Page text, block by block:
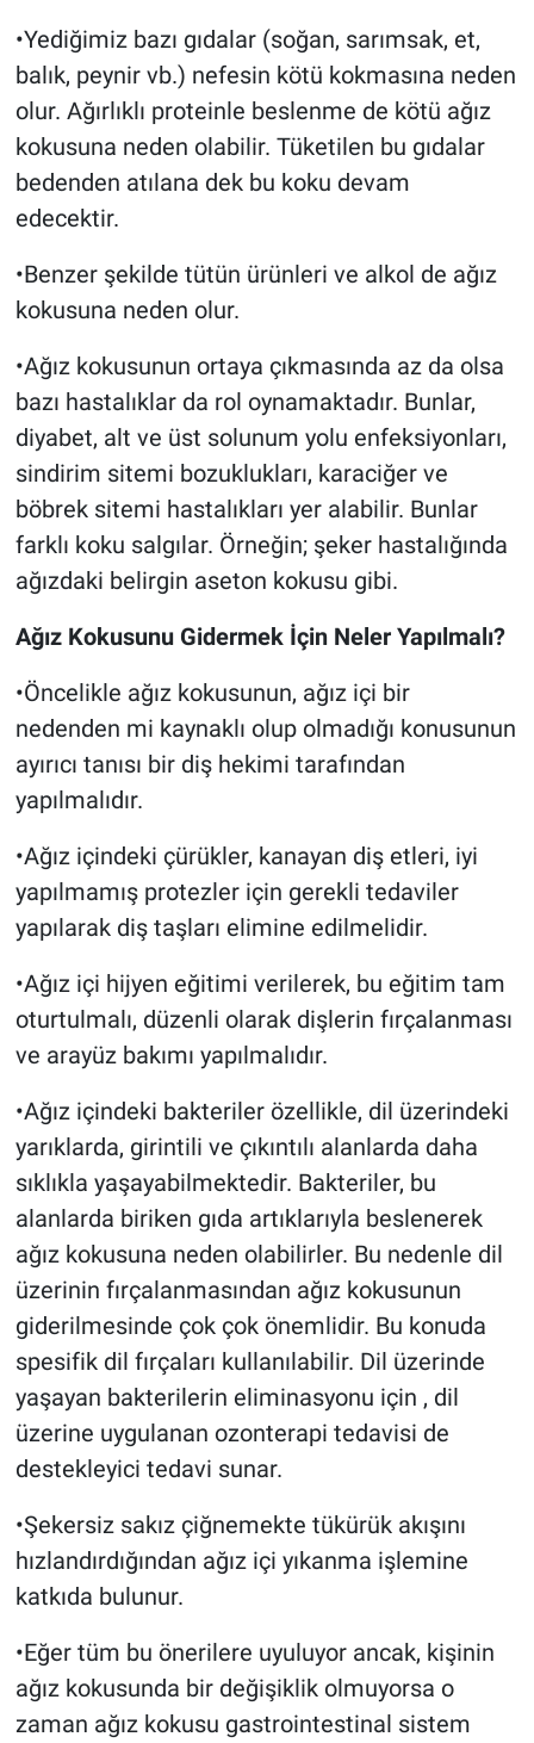
•Yediğimiz bazı gıdalar (soğan, sarımsak, et,
balık, peynir vb.) nefesin kötü kokmasına neden
olur. Ağırlıklı proteinle beslenme de kötü ağız
kokusuna neden olabilir. Tüketilen bu gıdalar
bedenden atılana dek bu koku devam
edecektir.
•Benzer şekilde tütün ürünleri ve alkol de ağız
kokusuna neden olur.
•Ağız kokusunun ortaya çıkmasında az da olsa
bazı hastalıklar da rol oynamaktadır. Bunlar,
diyabet, alt ve üst solunum yolu enfeksiyonları,
sindirim sitemi bozuklukları, karaciğer ve
böbrek sitemi hastalıkları yer alabilir. Bunlar
farklı koku salgılar. Örneğin; şeker hastalığında
ağızdaki belirgin aseton kokusu gibi.
Ağız Kokusunu Gidermek İçin Neler Yapılmalı?
•Öncelikle ağız kokusunun, ağız içi bir
nedenden mi kaynaklı olup olmadığı konusunun
ayırıcı tanısı bir diş hekimi tarafından
yapılmalıdır.
•Ağız içindeki çürükler, kanayan diş etleri, iyi
yapılmamış protezler için gerekli tedaviler
yapılarak diş taşları elimine edilmelidir.
•Ağız içi hijyen eğitimi verilerek, bu eğitim tam
oturtulmalı, düzenli olarak dişlerin fırçalanması
ve arayüz bakımı yapılmalıdır.
•Ağız içindeki bakteriler özellikle, dil üzerindeki
yarıklarda, girintili ve çıkıntılı alanlarda daha
sıklıkla yaşayabilmektedir. Bakteriler, bu
alanlarda biriken gıda artıklarıyla beslenerek
ağız kokusuna neden olabilirler. Bu nedenle dil
üzerinin fırçalanmasından ağız kokusunun
giderilmesinde çok çok önemlidir. Bu konuda
spesifik dil fırçaları kullanılabilir. Dil üzerinde
yaşayan bakterilerin eliminasyonu için , dil
üzerine uygulanan ozonterapi tedavisi de
destekleyici tedavi sunar.
•Şekersiz sakız çiğnemekte tükürük akışını
hızlandırdığından ağız içi yıkanma işlemine
katkıda bulunur.
•Eğer tüm bu önerilere uyuluyor ancak, kişinin
ağız kokusunda bir değişiklik olmuyorsa o
zaman ağız kokusu gastrointestinal sistem